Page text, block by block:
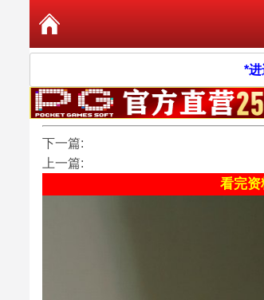
*
下一篇:
上一篇:
看完资